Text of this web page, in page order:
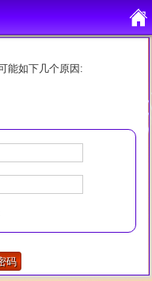
能如下几个原因: